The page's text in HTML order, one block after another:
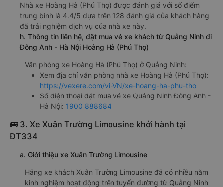
Nhà xe Hoàng Hà (Phú Thọ) được đánh giá với số điểm
trung bình là 4.4/5 dựa trên 128 đánh giá của khách hàng
đã trải nghiệm dịch vụ của nhà xe này.
h. Thông tin liên hệ, đặt mua vé xe khách từ Quảng Ninh đi
Đông Anh - Hà Nội Hoàng Hà (Phú Thọ)
Văn phòng xe Hoàng Hà (Phú Thọ) ở Quảng Ninh:
Xem địa chỉ văn phòng nhà xe Hoàng Hà (Phú Thọ):
https://vexere.com/vi-VN/xe-hoang-ha-phu-tho
Số điện thoại đặt mua vé xe Quảng Ninh Đông Anh -
Hà Nội: 1900 888684
🚌 3. Xe Xuân Trường Limousine khởi hành tại
ĐT334
a. Giới thiệu xe Xuân Trường Limousine
Hãng xe khách Xuân Trường Limousine đã có nhiều năm
kinh nghiệm hoạt động trên tuyến đường từ Quảng Ninh